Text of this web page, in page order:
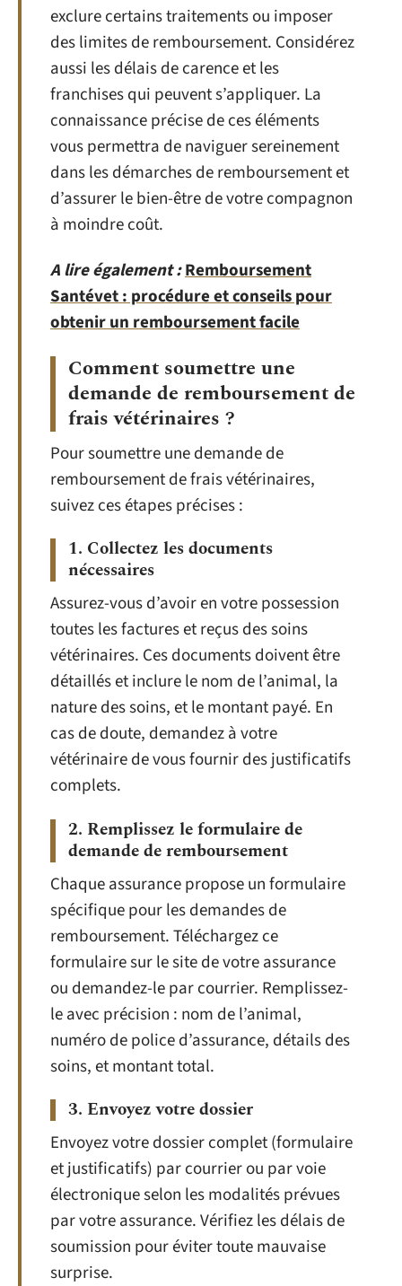
exclure certains traitements ou imposer
des limites de remboursement. Considérez
aussi les délais de carence et les
franchises qui peuvent s’appliquer. La
connaissance précise de ces éléments
vous permettra de naviguer sereinement
dans les démarches de remboursement et
d’assurer le bien-être de votre compagnon
à moindre coût.
A lire également :Remboursement
Santévet : procédure et conseils pour
obtenir un remboursement facile
Comment soumettre une
demande de remboursement de
frais vétérinaires ?
Pour soumettre une demande de
remboursement de frais vétérinaires,
suivez ces étapes précises :
1. Collectez les documents
nécessaires
Assurez-vous d’avoir en votre possession
toutes les factures et reçus des soins
vétérinaires. Ces documents doivent être
détaillés et inclure le nom de l’animal, la
nature des soins, et le montant payé. En
cas de doute, demandez à votre
vétérinaire de vous fournir des justificatifs
complets.
2. Remplissez le formulaire de
demande de remboursement
Chaque assurance propose un formulaire
spécifique pour les demandes de
remboursement. Téléchargez ce
formulaire sur le site de votre assurance
ou demandez-le par courrier. Remplissez-
le avec précision : nom de l’animal,
numéro de police d’assurance, détails des
soins, et montant total.
3. Envoyez votre dossier
Envoyez votre dossier complet (formulaire
et justificatifs) par courrier ou par voie
électronique selon les modalités prévues
par votre assurance. Vérifiez les délais de
soumission pour éviter toute mauvaise
surprise.